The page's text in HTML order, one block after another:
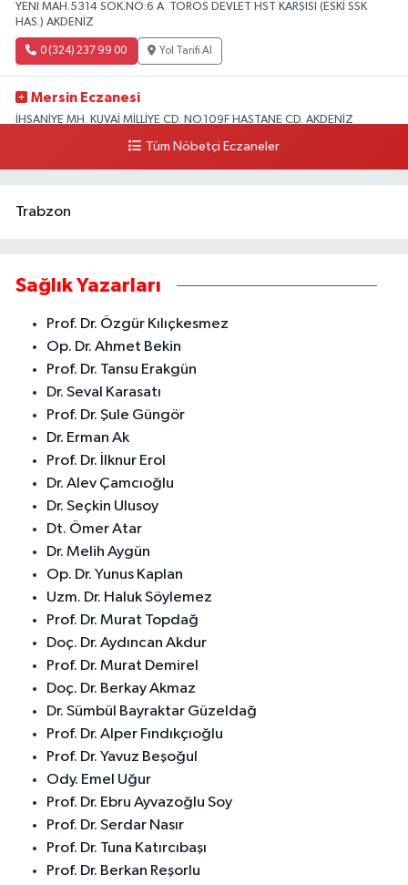
YENI MAH.5314 SOK.NO:6 A TOROS DEVLET HST KARŞISI (ESKİ SSK
HAS.) AKDENİZ
0 (324) 237 99 00 Yol Tarifi Al
Mersin Eczanesi
İHSANİYE MH. KUVAİ MİLLİYE CD. NO.109F HASTANE CD. AKDENİZ
Tüm Nöbetçi Eczaneler
Trabzon
Sağlık Yazarları
Prof. Dr. Özgür Kılıçkesmez
Op. Dr. Ahmet Bekin
Prof. Dr. Tansu Erakgün
Dr. Seval Karasatı
Prof. Dr. Şule Güngör
Dr. Erman Ak
Prof. Dr. İlknur Erol
Dr. Alev Çamcıoğlu
Dr. Seçkin Ulusoy
Dt. Ömer Atar
Dr. Melih Aygün
Op. Dr. Yunus Kaplan
Uzm. Dr. Haluk Söylemez
Prof. Dr. Murat Topdağ
Doç. Dr. Aydıncan Akdur
Prof. Dr. Murat Demirel
Doç. Dr. Berkay Akmaz
Dr. Sümbül Bayraktar Güzeldağ
Prof. Dr. Alper Fındıkçıoğlu
Prof. Dr. Yavuz Beşoğul
Ody. Emel Uğur
Prof. Dr. Ebru Ayvazoğlu Soy
Prof. Dr. Serdar Nasır
Prof. Dr. Tuna Katırcıbaşı
Prof. Dr. Berkan Reşorlu